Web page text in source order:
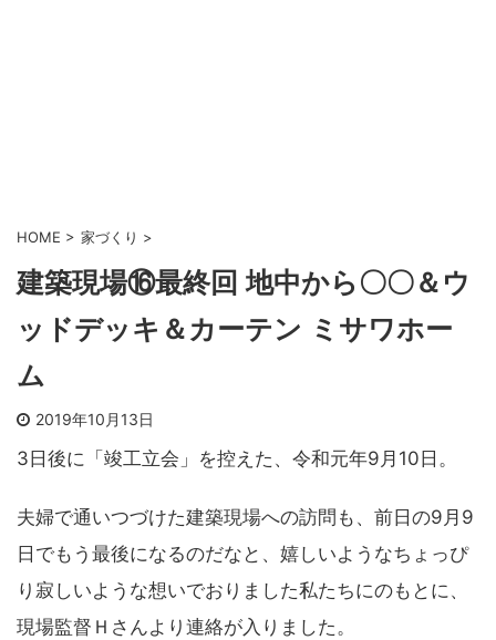
HOME > 家づくり >
建築現場⑯最終回 地中から〇〇＆ウ
ッドデッキ＆カーテン ミサワホー
ム
2019年10月13日
3日後に「竣工立会」を控えた、令和元年9月10日。
夫婦で通いつづけた建築現場への訪問も、前日の9月9
日でもう最後になるのだなと、嬉しいようなちょっぴ
り寂しいような想いでおりました私たちにのもとに、
現場監督Ｈさんより連絡が入りました。